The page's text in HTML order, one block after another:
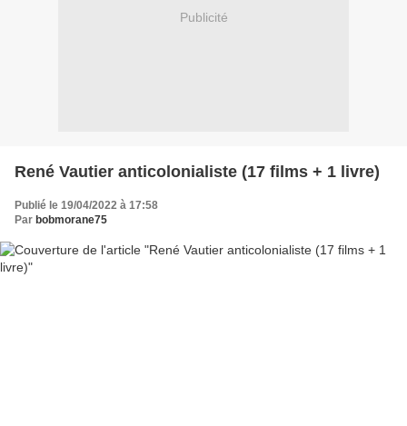
Publicité
René Vautier anticolonialiste (17 films + 1 livre)
Publié le 19/04/2022 à 17:58
Par bobmorane75